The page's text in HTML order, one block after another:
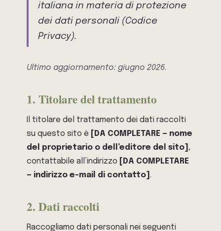
italiana in materia di protezione
dei dati personali (Codice
Privacy).
Ultimo aggiornamento: giugno 2026.
1. Titolare del trattamento
Il titolare del trattamento dei dati raccolti
su questo sito è
[DA COMPLETARE — nome
del proprietario o dell’editore del sito] ,
contattabile all’indirizzo
[DA COMPLETARE
— indirizzo e-mail di contatto] .
2. Dati raccolti
Raccogliamo dati personali nei seguenti